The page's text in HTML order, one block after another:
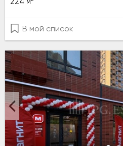
224 м
В мой список